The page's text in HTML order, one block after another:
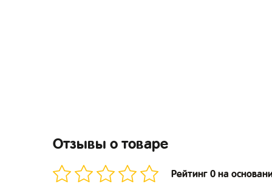
Отзывы о товаре
Рейтинг 0 на